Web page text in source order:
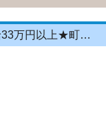
＼投函メイン！営業＆残業ナシ！／月給33万円以上★町歩きをしながら投函♪20～50代活躍中☆年間休日125日以上！[26750547]